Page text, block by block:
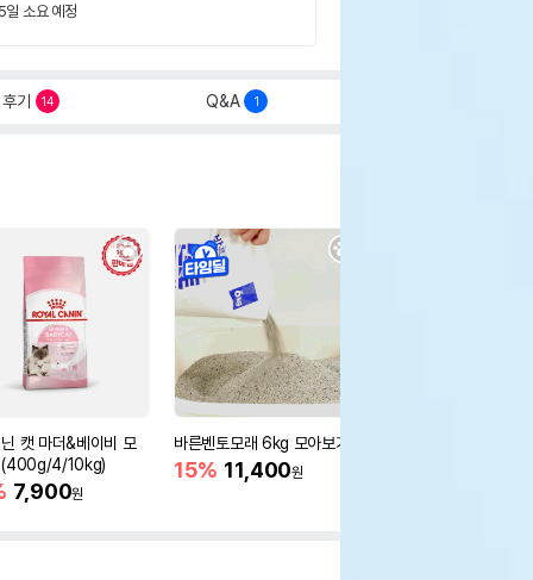
소요 예정
후기 14 Q&A 1
캣 마더&베이비 모
(400g/4/10kg)
7,900원
바른벤토모래 6kg 모아보기
15% 11,400원